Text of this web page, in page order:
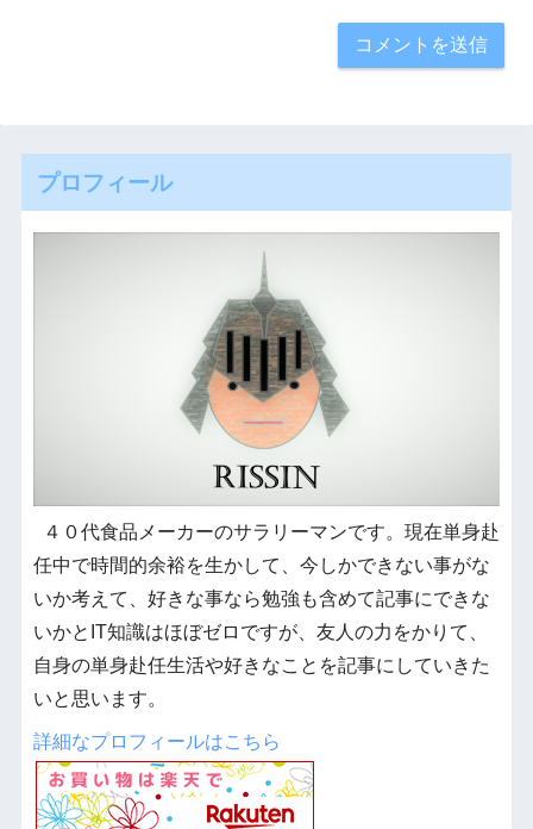
プロフィール
４０代食品メーカーのサラリーマンです。現在単身赴
任中で時間的余裕を生かして、今しかできない事がな
いか考えて、好きな事なら勉強も含めて記事にできな
いかとIT知識はほぼゼロですが、友人の力をかりて、
自身の単身赴任生活や好きなことを記事にしていきた
いと思います。
詳細なプロフィールはこちら